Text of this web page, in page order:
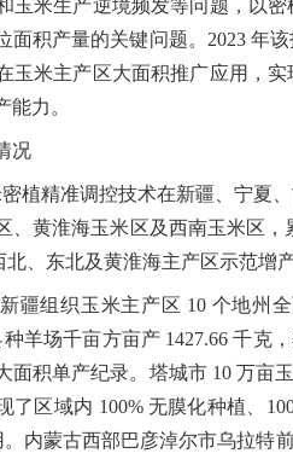
玉米生产逆境频发等问题，以
面积产量的关键问题。 2023 年
玉米主产区大面积推广应用，
力。
况
植精准调控技术在新疆、宁夏
、黄淮海玉米区及西南玉米区，
北、东北及黄淮海主产区示范增
疆组织玉米主产区 10 个地州
羊场千亩方亩产 1427.66千克
面积单产纪录。塔城市 10 万亩
了区域内 100% 无膜化种植、
内蒙古西部巴彦淖尔市乌拉特